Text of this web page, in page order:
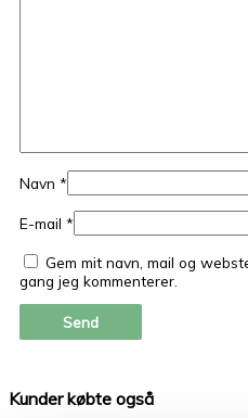
Navn *
E-mail *
Gem mit navn, mail og
gang jeg kommenterer.
Kunder købte også